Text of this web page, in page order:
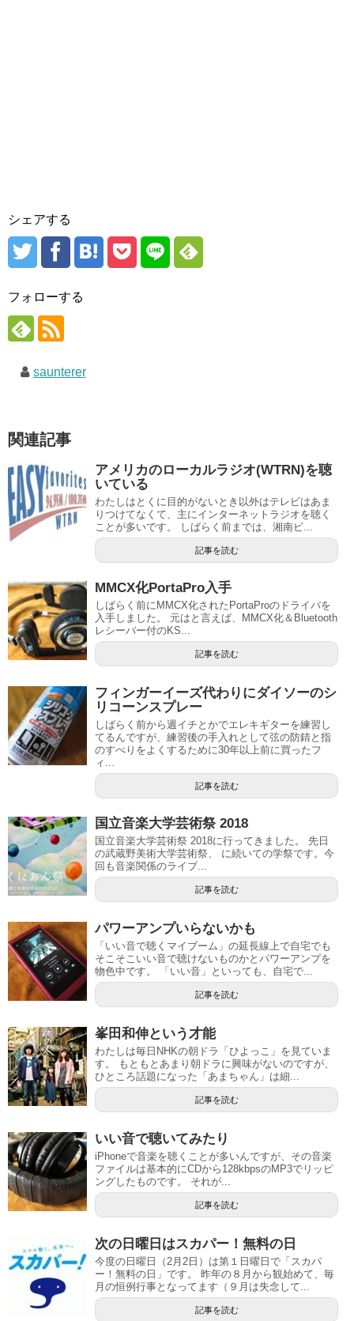
シェアする
フォローする
saunterer
関連記事
アメリカのローカルラジオ(WTRN)を聴
いている
わたしはとくに目的がないとき以外はテレビはあま
りつけてなくて、主にインターネットラジオを聴く
ことが多いです。 しばらく前までは、湘南ビ...
記事を読む
MMCX化PortaPro入手
しばらく前にMMCX化されたPortaProのドライバを
入手しました。 元はと言えば、MMCX化＆Bluetooth
レシーバー付のKS...
記事を読む
フィンガーイーズ代わりにダイソーのシ
リコーンスプレー
しばらく前から週イチとかでエレキギターを練習し
てるんですが、練習後の手入れとして弦の防錆と指
のすべりをよくするために30年以上前に買ったフ
ィ...
記事を読む
国立音楽大学芸術祭 2018
国立音楽大学芸術祭 2018に行ってきました。 先日
の武蔵野美術大学芸術祭、 に続いての学祭です。今
回も音楽関係のライブ...
記事を読む
パワーアンプいらないかも
「いい音で聴くマイブーム」の延長線上で自宅でも
そこそこいい音で聴けないものかとパワーアンプを
物色中です。 「いい音」といっても、自宅で...
記事を読む
峯田和伸という才能
わたしは毎日NHKの朝ドラ「ひよっこ」を見ていま
す。 もともとあまり朝ドラに興味がないのですが、
ひところ話題になった「あまちゃん」は細...
記事を読む
いい音で聴いてみたり
iPhoneで音楽を聴くことが多いんですが、その音楽
ファイルは基本的にCDから128kbpsのMP3でリッピ
ングしたものです。 それが...
記事を読む
次の日曜日はスカパー！無料の日
今度の日曜日（2月2日）は第１日曜日で「スカパ
ー！無料の日」です。 昨年の８月から観始めて、毎
月の恒例行事となってます（９月は失念して...
記事を読む